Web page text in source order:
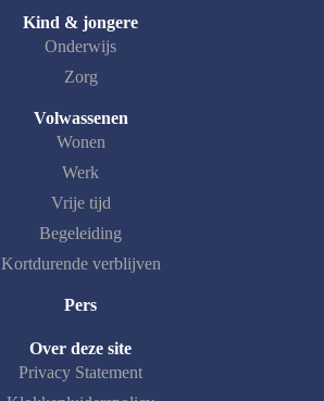
Kind & jongere
Onderwijs
Zorg
Volwassenen
Wonen
Werk
Vrije tijd
Begeleiding
Kortdurende verblijven
Pers
Over deze site
Privacy Statement